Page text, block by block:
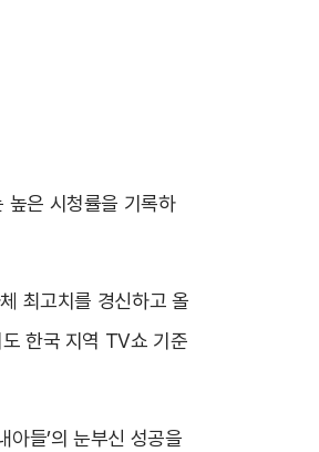
높은 시청률을 기록하
최고치를 경신하고 올
한국 지역 TV쇼 기준
아들’의 눈부신 성공을